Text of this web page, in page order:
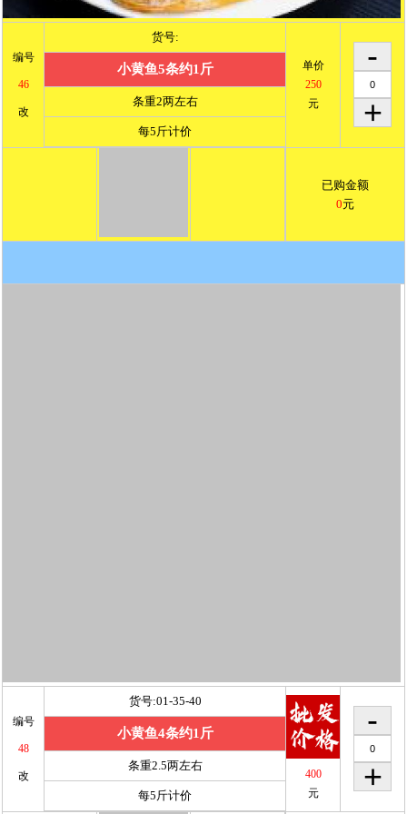
编号
46
改
货号:
小黄鱼5条约1斤
条重2两左右
每5斤计价
单价
250
元
已购金额
0元
编号
48
改
货号:01-35-40
小黄鱼4条约1斤
条重2.5两左右
每5斤计价
400
元